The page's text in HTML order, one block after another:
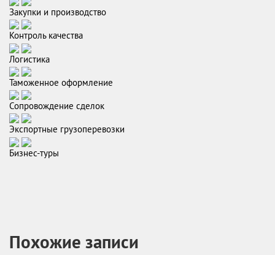
Закупки и производство
Контроль качества
Логистика
Таможенное оформление
Сопровождение сделок
Экспортные грузоперевозки
Бизнес-туры
Похожие записи